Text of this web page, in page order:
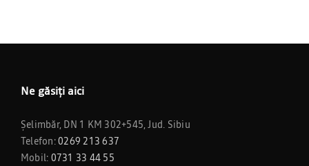
Ne găsiți aici
Șelimbăr, DN 1 KM 302+545, Jud. Sibiu
Telefon:0269 213 637
Mobil: 0731 33 44 55